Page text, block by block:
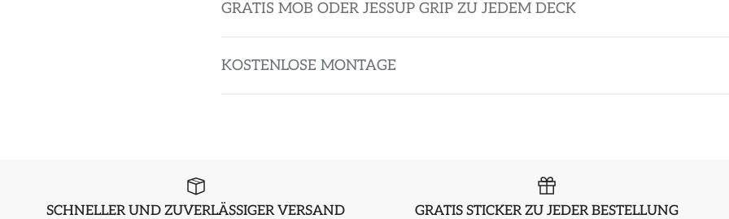
GRATIS MOB ODER JESSUP GRIP ZU JEDEM DECK
KOSTENLOSE MONTAGE
SCHNELLER UND ZUVERLÄSSIGER VERSAND GRATIS STICKER ZU JEDER BESTELLUNG